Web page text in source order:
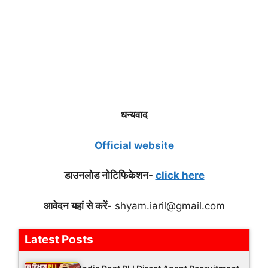
धन्यवाद
Official website
डाउनलोड नोटिफिकेशन- click here
आवेदन यहां से करें- shyam.iaril@gmail.com
Latest Posts